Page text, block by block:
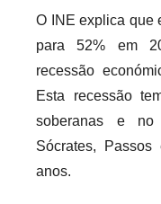
O INE explica que
para 52% em
recessão
Esta recessão
soberanas e no
Sócrates,
anos.